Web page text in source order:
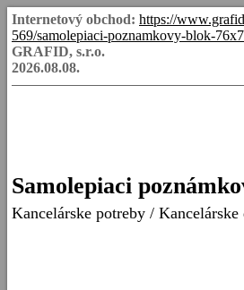
Internetový obchod: https://
569/samolepiaci-poznamkovy-blok-
GRAFID, s.r.o.
2026.08.08.
Samolepiaci
Kancelárske potreby /